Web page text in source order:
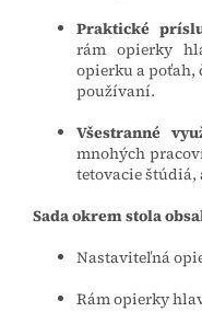
Praktické
rám opierky
opierku a poťah,
používaní.
Všestranné
mnohých
tetovacie štúdiá,
Sada okrem stola
Nastaviteľná
Rám opierky